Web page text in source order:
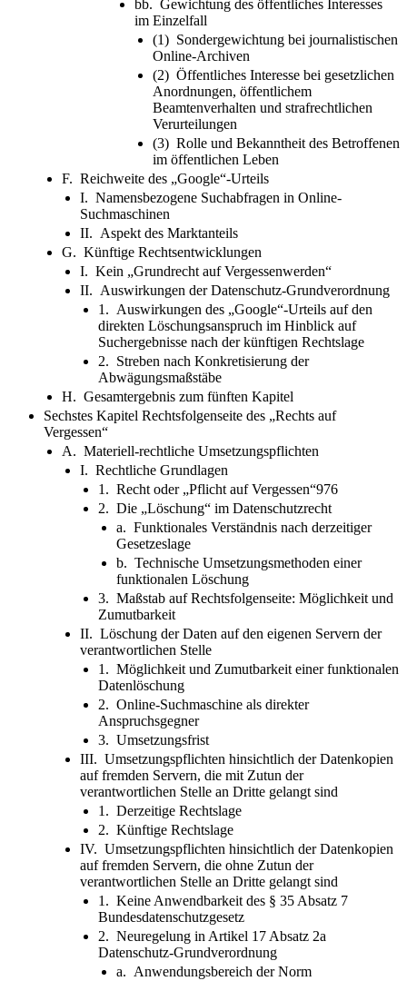
bb. Gewichtung des öffentliches Interesses
im Einzelfall
(1) Sondergewichtung bei journalistischen
Online-Archiven
(2) Öffentliches Interesse bei gesetzlichen
Anordnungen, öffentlichem
Beamtenverhalten und strafrechtlichen
Verurteilungen
(3) Rolle und Bekanntheit des Betroffenen
im öffentlichen Leben
F. Reichweite des „Google“-Urteils
I. Namensbezogene Suchabfragen in Online-
Suchmaschinen
II. Aspekt des Marktanteils
G. Künftige Rechtsentwicklungen
I. Kein „Grundrecht auf Vergessenwerden“
II. Auswirkungen der Datenschutz-Grundverordnung
1. Auswirkungen des „Google“-Urteils auf den
direkten Löschungsanspruch im Hinblick auf
Suchergebnisse nach der künftigen Rechtslage
2. Streben nach Konkretisierung der
Abwägungsmaßstäbe
H. Gesamtergebnis zum fünften Kapitel
Sechstes Kapitel Rechtsfolgenseite des „Rechts auf
Vergessen“
A. Materiell-rechtliche Umsetzungspflichten
I. Rechtliche Grundlagen
1. Recht oder „Pflicht auf Vergessen“976
2. Die „Löschung“ im Datenschutzrecht
a. Funktionales Verständnis nach derzeitiger
Gesetzeslage
b. Technische Umsetzungsmethoden einer
funktionalen Löschung
3. Maßstab auf Rechtsfolgenseite: Möglichkeit und
Zumutbarkeit
II. Löschung der Daten auf den eigenen Servern der
verantwortlichen Stelle
1. Möglichkeit und Zumutbarkeit einer funktionalen
Datenlöschung
2. Online-Suchmaschine als direkter
Anspruchsgegner
3. Umsetzungsfrist
III. Umsetzungspflichten hinsichtlich der Datenkopien
auf fremden Servern, die mit Zutun der
verantwortlichen Stelle an Dritte gelangt sind
1. Derzeitige Rechtslage
2. Künftige Rechtslage
IV. Umsetzungspflichten hinsichtlich der Datenkopien
auf fremden Servern, die ohne Zutun der
verantwortlichen Stelle an Dritte gelangt sind
1. Keine Anwendbarkeit des § 35 Absatz 7
Bundesdatenschutzgesetz
2. Neuregelung in Artikel 17 Absatz 2a
Datenschutz-Grundverordnung
a. Anwendungsbereich der Norm